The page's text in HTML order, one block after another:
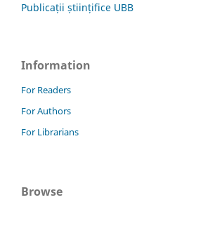
Publicații științifice UBB
Information
For Readers
For Authors
For Librarians
Browse